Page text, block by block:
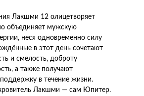
Лакшми 12 олицетворяет
объединяет мужскую
неся одновременно силу
в этот день сочетают
и смелость, доброту
а также получают
в течение жизни.
Лакшми — сам Юпитер.